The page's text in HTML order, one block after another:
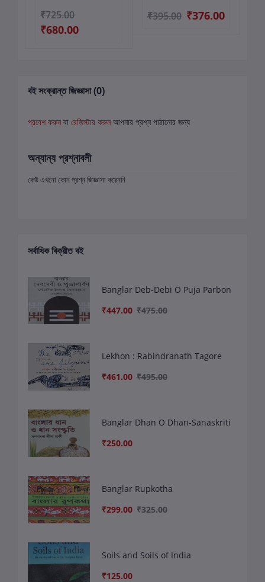
₹725.00
₹680.00
₹395.00 ₹376.00
বই সংক্রান্ত জিজ্ঞাসা (0)
প্রবেশ করুন বা রেজিস্টার করুন আপনার প্রশ্ন পাঠানোর জন্য
অন্যান্য প্রশ্নাবলী
কেউ এখনো কোন প্রশ্ন জিজ্ঞাসা করেননি
সর্বাধিক বিক্রীত বই
Banglar Deb-Debi O Puja Parbon
₹447.00 ₹475.00
Lekhon : Rabindranath Tagore
₹461.00 ₹495.00
Banglar Dhan O Dhan-Sanaskriti
₹250.00
Banglar Rupkotha
₹299.00 ₹325.00
Soils and Soils of India
₹125.00